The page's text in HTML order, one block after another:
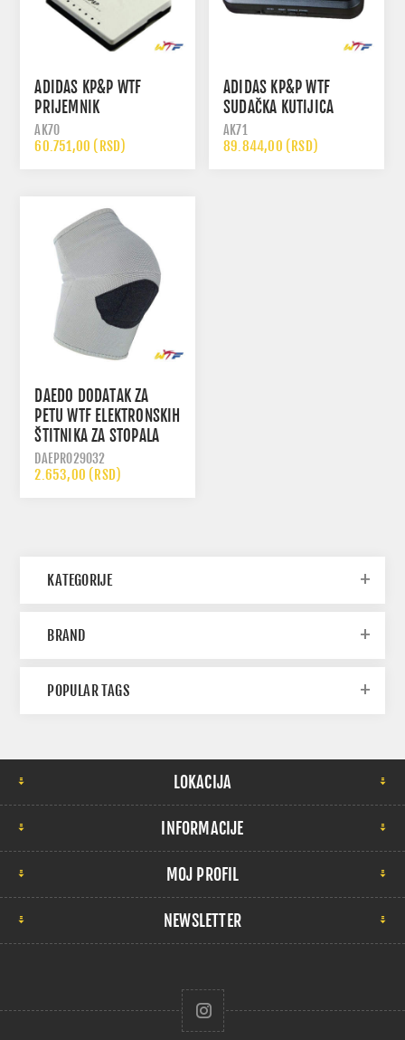
ADIDAS KP&P WTF
PRIJEMNIK
AK70
60.751,00 (RSD)
ADIDAS KP&P WTF
SUDAČKA KUTIJICA
AK71
89.844,00 (RSD)
DAEDO DODATAK ZA
PETU WTF ELEKTRONSKIH
ŠTITNIKA ZA STOPALA
DAEPRO29032
2.653,00 (RSD)
KATEGORIJE
BRAND
POPULAR TAGS
LOKACIJA
INFORMACIJE
MOJ PROFIL
NEWSLETTER